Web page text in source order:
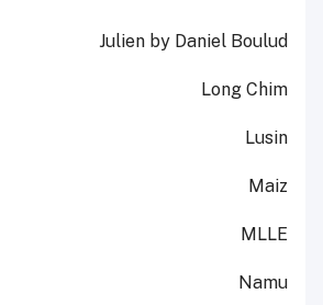
Julien by Daniel Boulud
Long Chim
Lusin
Maiz
MLLE
Namu